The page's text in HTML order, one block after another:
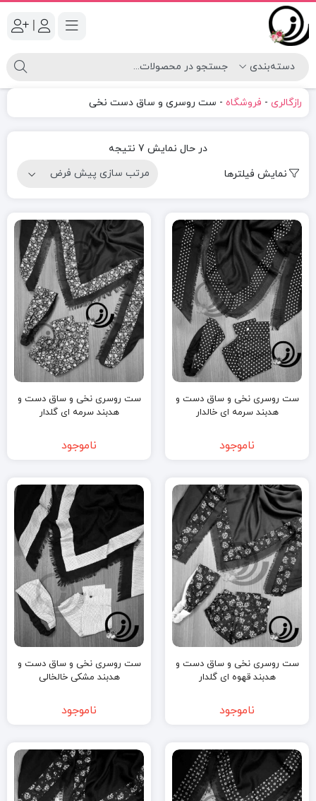
|
رازگالری - فروشگاه - ست روسری و ساق دست نخی
در حال نمایش 7 نتیجه
نمایش فیلترها
ست روسری نخی و ساق دست و
هدبند سرمه ای خالدار
ناموجود
ست روسری نخی و ساق دست و
هدبند سرمه ای گلدار
ناموجود
ست روسری نخی و ساق دست و
هدبند قهوه ای گلدار
ناموجود
ست روسری نخی و ساق دست و
هدبند مشکی خالخالی
ناموجود